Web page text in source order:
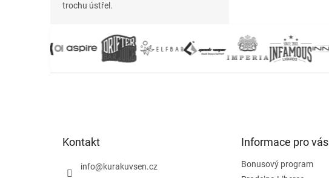
trochu ústřel.
Kontakt
info@kurakuvsen.cz
Informace pro vás
Bonusový program